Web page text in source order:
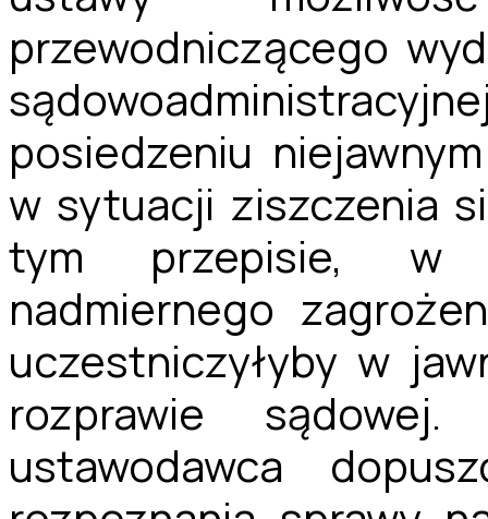
przewodniczącego
posiedzeniu
w sytuacji ziszczenia
tym przepisie, w
nadmiernego
uczestniczyłyby w
rozprawie
ustawodawca